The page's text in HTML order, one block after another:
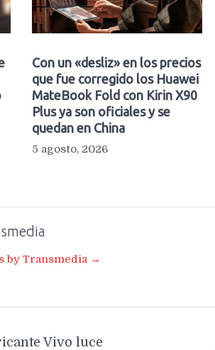
Con un «desliz» en los precios
que fue corregido los Huawei
MateBook Fold con Kirin X90
Plus ya son oficiales y se
quedan en China
5 agosto, 2026
by Transmedia →
Vivo luce